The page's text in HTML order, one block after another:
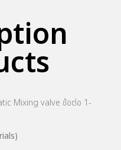
Mixing valve ข้อต่อ 1-